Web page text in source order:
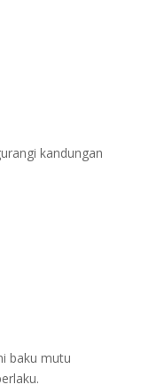
kandungan
baku mutu